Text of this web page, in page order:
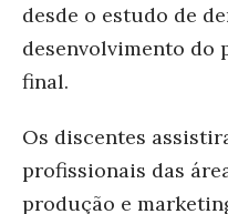
desde o estudo de
desenvolvimento
final.
Os discentes
profissionais das
produção e